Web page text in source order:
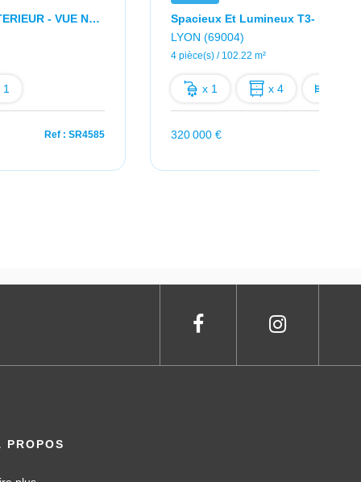
RENOVE - T2 + EXTERIEUR - VUE NATURE
Ref : SR4585
LYON (69004)
4 pièce(s) / 102.22 m²
x 1 x 4
320 000 €
PROPOS